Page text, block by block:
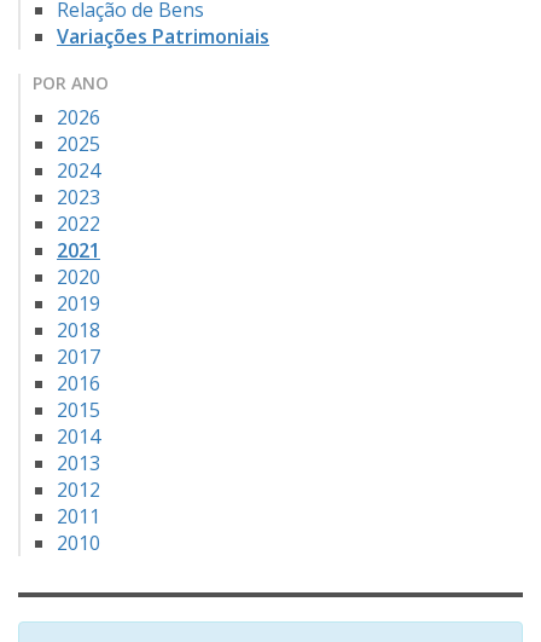
Relação de Bens
Variações Patrimoniais
POR ANO
2026
2025
2024
2023
2022
2021
2020
2019
2018
2017
2016
2015
2014
2013
2012
2011
2010